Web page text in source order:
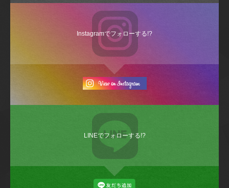
Instagramでフォローする!?
LINEでフォローする!?